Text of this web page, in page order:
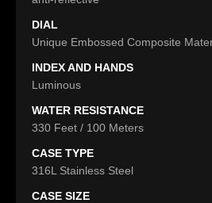
DIAL
Unique Embossed Composite
INDEX AND HANDS
Luminous
WATER RESISTANCE
330 Feet / 100 Meters
CASE TYPE
316L Stainless Steel
CASE SIZE